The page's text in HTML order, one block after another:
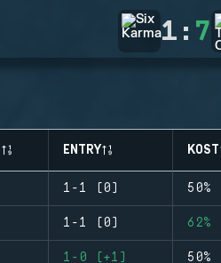
1 : 7
ENTRY KOST
1-1 (0) 50%
1-1 (0) 62%
1-0 (+1) 50%